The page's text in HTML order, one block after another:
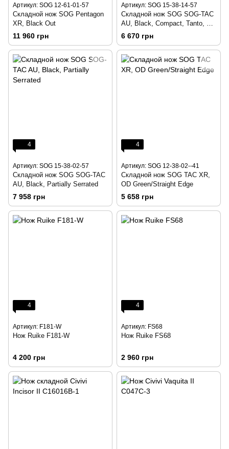
Артикул: SOG 12-61-01-57
Складной нож SOG Pentagon
XR, Black Out
11 960 грн
Артикул: SOG 15-38-14-57
Складной нож SOG SOG-TAC
AU, Black, Compact, Tanto, CA
Special
6 670 грн
4
Артикул: SOG 15-38-02-57
Складной нож SOG SOG-TAC
AU, Black, Partially Serrated
7 958 грн
4
Артикул: SOG 12-38-02--41
Складной нож SOG TAC XR,
OD Green/Straight Edge
5 658 грн
4
Артикул: F181-W
Нож Ruike F181-W
4 200 грн
4
Артикул: FS68
Нож Ruike FS68
2 960 грн